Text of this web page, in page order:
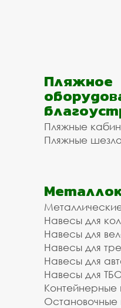
Пляжное
Пляжные
Пляжные
Навесы для
Навесы для
Навесы для
Навесы для
Навесы для
Остановочные